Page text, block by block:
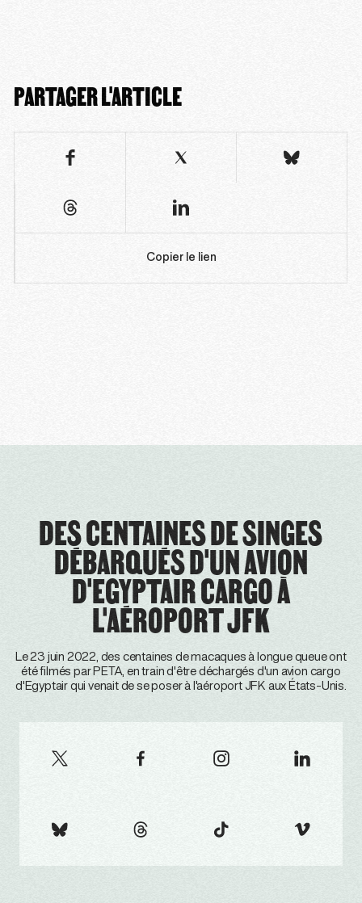
PARTAGER L'ARTICLE
Copier le lien
DES CENTAINES DE SINGES
DÉBARQUÉS D'UN AVION
D'EGYPTAIR CARGO À
L'AÉROPORT JFK
Le 23 juin 2022, des centaines de macaques à longue queue ont
été filmés par PETA, en train d'être déchargés d'un avion cargo
d'Egyptair qui venait de se poser à l'aéroport JFK aux États-Unis.